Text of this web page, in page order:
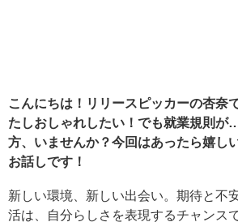
こんにちは！リリースピッカーの杏奈
たしおしゃれしたい！でも就業規則が
方、いませんか？今回はあったら嬉し
お話しです！
新しい環境、新しい出会い。期待と不
活は、自分らしさを表現するチャンス